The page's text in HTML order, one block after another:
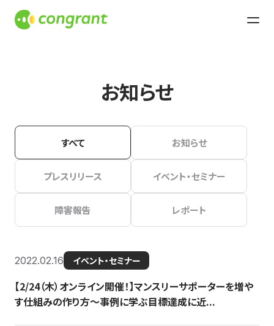
お知らせ
すべて お知らせ
プレスリリース イベント・セミナー
障害報告 レポート
2022.02.16 イベント・セミナー
【2/24（木）オンライン開催！】マンスリーサポーターを増や
す仕組みの作り方〜事例に学ぶ目標達成に近...